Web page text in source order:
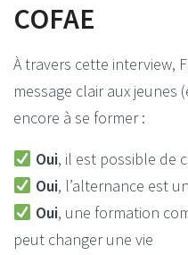
COFAE
À travers cette interview,
message clair aux
encore à se former :
Oui, il est possible de
Oui, l’alternance est
Oui, une formation
peut changer une vie